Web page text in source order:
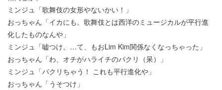
ミンジュ「歌舞伎の女形やないかい！」
おっちゃん「イカにも。歌舞伎とは西洋のミュージカルが平行進
化したものなんや」
ミンジュ「嘘つけ。…て、もおLim Kim関係なくなっちゃった」
おっちゃん「わ、オチがハライチのパクリ（呆）」
ミンジュ「パクリちゃう！ これも平行進化や」
おっちゃん「うそつけ」